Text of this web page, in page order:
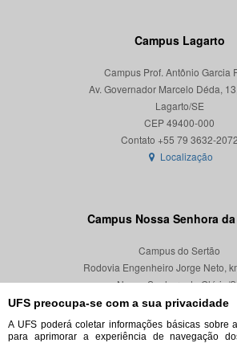
UFS preocupa-se com a sua privacidade
A UFS poderá coletar informações básicas sobre
para aprimorar a experiência de navegação
Campus Lagarto
Campus Prof. Antônio Garcia
Av. Governador Marcelo Déda,
Lagarto/SE
CEP 49400-000
Localização
Campus Nossa Senhora
Campus do Sertão
Rodovia Engenheiro Jorge Neto,
Nossa Senhora da Glória/
CEP 49680-000
Localização